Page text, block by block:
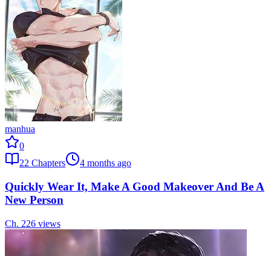
manhua
0
22 Chapters 4 months ago
Quickly Wear It, Make A Good Makeover And Be A
New Person
Ch. 226 views